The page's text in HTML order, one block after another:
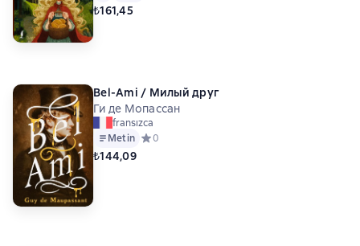
₺161,45
Bel-Ami / Милый друг
Ги де Мопассан
fransızca
Metin Средний рейтинг 0 на основе 0 оценок
0
₺144,09